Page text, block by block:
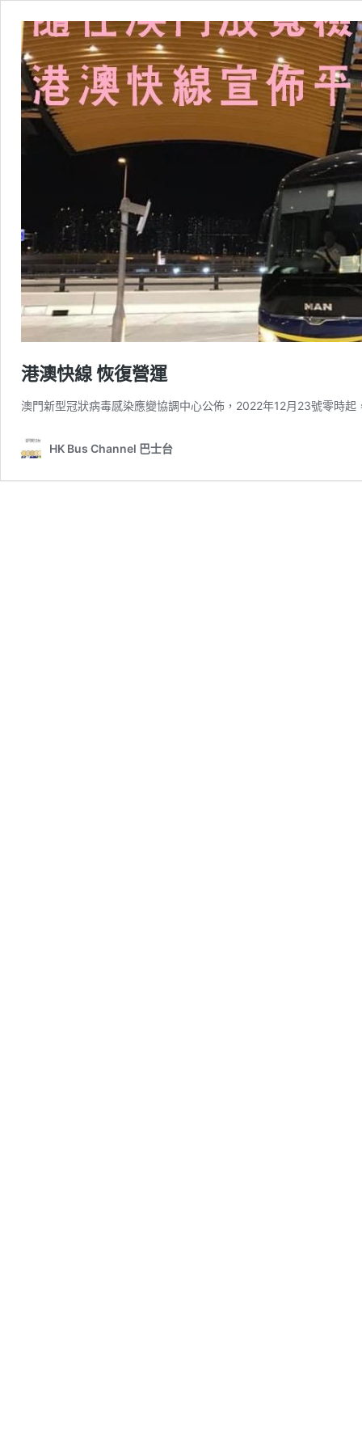
港澳快線 恢復營運
澳門新型冠狀病毒感染應變協調中心公佈，2022年12月23號零時
HK Bus Channel 巴士台